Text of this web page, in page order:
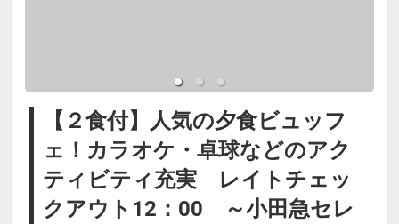
【２食付】人気の夕食ビュッフ
ェ！カラオケ・卓球などのアク
ティビティ充実 レイトチェッ
クアウト12：00 ～小田急セレ